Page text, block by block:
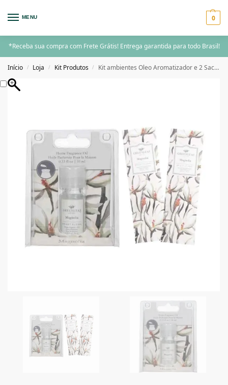
MENU 0
*Receba sua compra com Frete Grátis! Entrega garantida para todo Brasil!
Início / Loja / Kit Produtos / Kit ambientes Oleo Aromatizador e 2 Sachê Greenleaf Magnolia